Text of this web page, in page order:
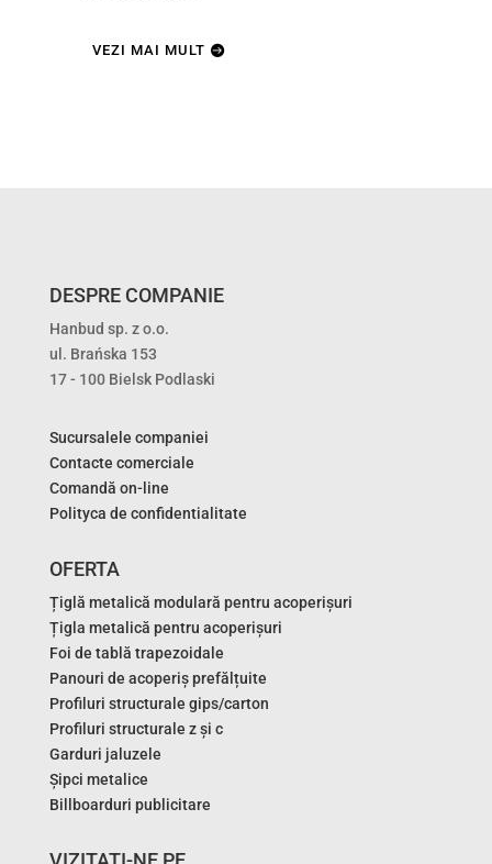
VEZI MAI MULT
DESPRE COMPANIE
Hanbud sp. z o.o.
ul. Brańska 153
17 - 100 Bielsk Podlaski
Sucursalele companiei
Contacte comerciale
Comandă on-line
Polityca de confidentialitate
OFERTA
Țiglă metalică modulară pentru acoperișuri
Țigla metalică pentru acoperișuri
Foi de tablă trapezoidale
Panouri de acoperiș prefălțuite
Profiluri structurale gips/carton
Profiluri structurale z și c
Garduri jaluzele
Șipci metalice
Billboarduri publicitare